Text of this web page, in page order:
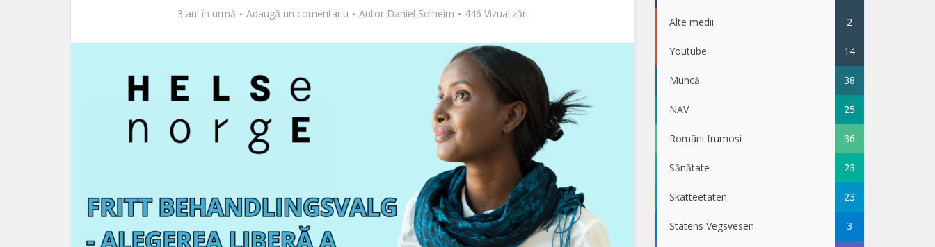
3 ani în urmă Adaugă un comentariu Autor Daniel Solheim 446 Vizualizări
Alte medii 2
Youtube 14
Muncă 38
NAV 25
Români frumoși 36
Sănătate 23
Skatteetaten 23
Statens Vegsvesen 3